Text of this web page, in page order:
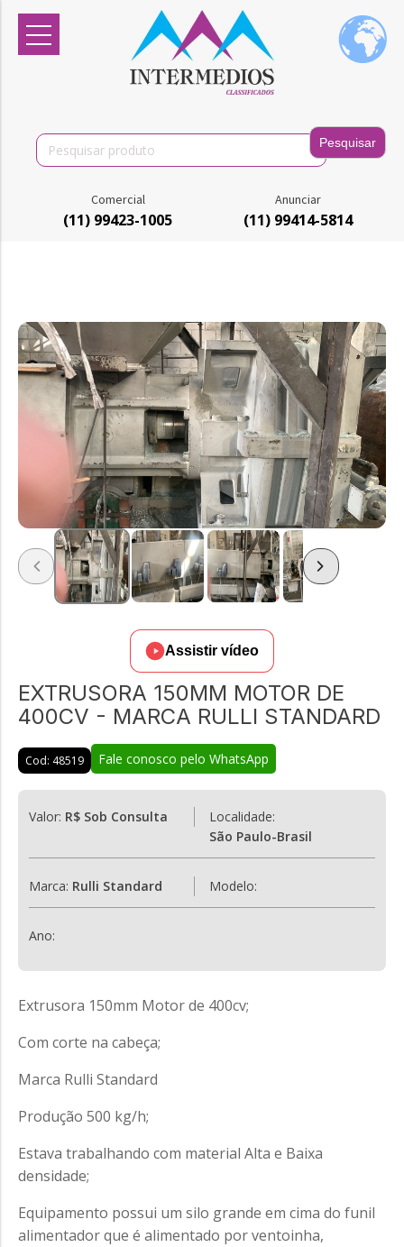
Search
for:
Comercial
(11) 99423-1005
Anunciar
(11) 99414-5814
Assistir vídeo
EXTRUSORA 150MM MOTOR DE
400CV - MARCA RULLI STANDARD
Cod: 48519 Fale conosco pelo WhatsApp
Valor: R$ Sob Consulta
Localidade:
São Paulo-Brasil
Marca: Rulli Standard Modelo:
Ano:
Extrusora 150mm Motor de 400cv;
Com corte na cabeça;
Marca Rulli Standard
Produção 500 kg/h;
Estava trabalhando com material Alta e Baixa
densidade;
Equipamento possui um silo grande em cima do funil
alimentador que é alimentado por ventoinha,